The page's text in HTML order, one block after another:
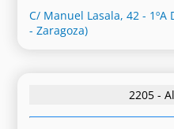
C/ Manuel Lasala, 42 - 1ºA
- Zaragoza)
2205 -